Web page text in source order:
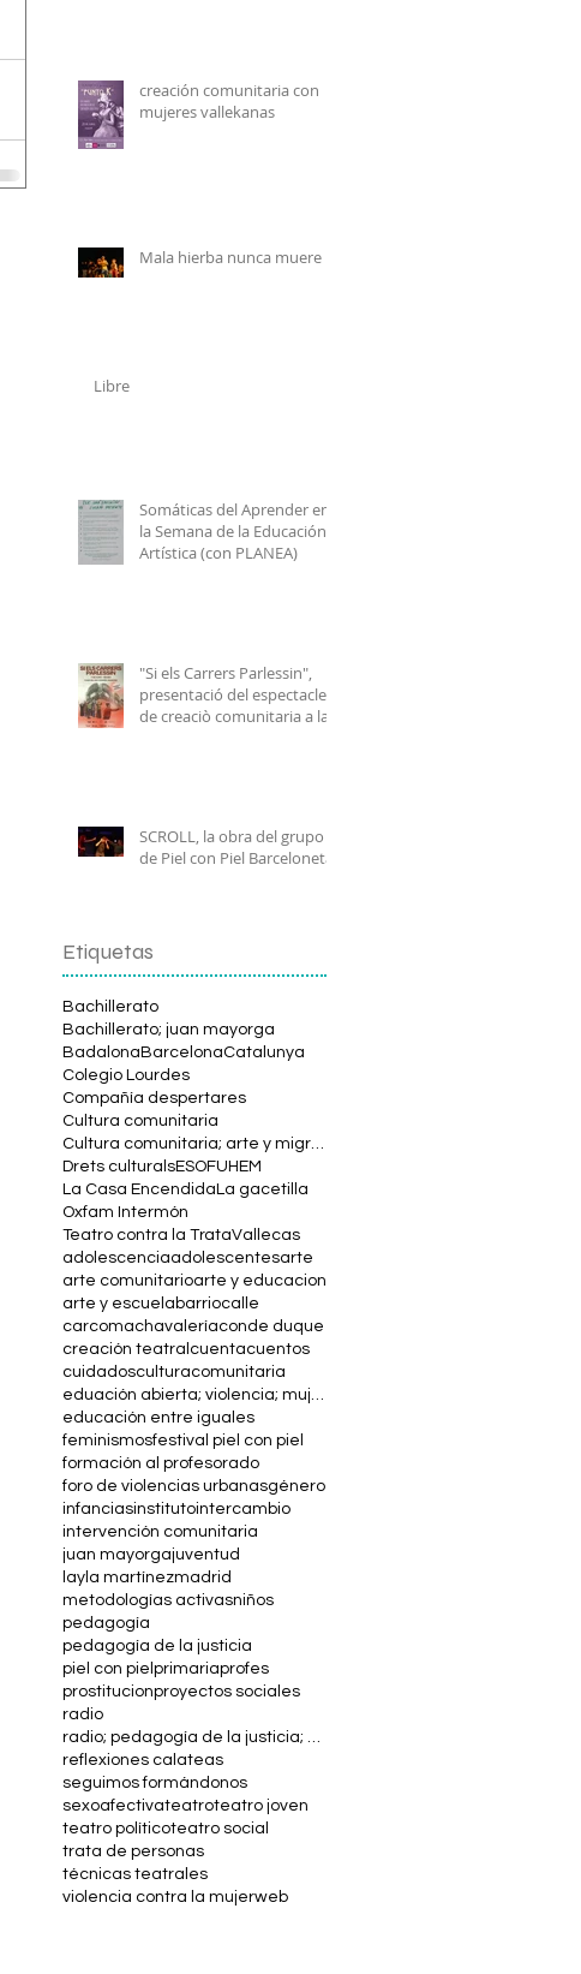
creación comunitaria con
mujeres vallekanas
Mala hierba nunca muere
Libre
Somáticas del Aprender en
la Semana de la Educación
Artística (con PLANEA)
"Si els Carrers Parlessin",
presentació del espectacle
de creaciò comunitaria a la
SCROLL, la obra del grupo
de Piel con Piel Barceloneta
Etiquetas
Bachillerato
Bachillerato; juan mayorga
BadalonaBarcelonaCatalunya
Colegio Lourdes
Compañía despertares
Cultura comunitaria
Drets culturalsESOFUHEM
La Casa EncendidaLa gacetilla
Oxfam Intermón
Teatro contra la TrataVallecas
adolescenciaadolescentesarte
arte comunitarioarte y educacion
arte y escuela barriocalle
carcomachavaleríaconde duque
creación teatral cuentacuentos
cuidadosculturacomunitaria
educación entre iguales
feminismosfestival piel con piel
formación al profesorado
foro de violencias urbanasgénero
infanciasinstitutointercambio
intervención comunitaria
juan mayorgajuventud
layla martínezmadrid
metodologías activasniños
pedagogía
pedagogía de la justicia
piel con piel primariaprofes
prostitucionproyectos sociales
radio
reflexiones calateas
seguimos formándonos
sexoafectivateatroteatro joven
teatro políticoteatro social
trata de personas
técnicas teatrales
violencia contra la mujerweb